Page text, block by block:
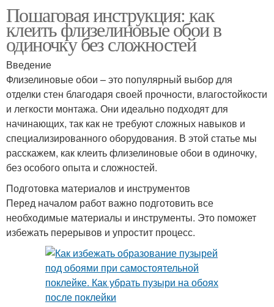
Пошаговая инструкция: как
клеить флизелиновые обои в
одиночку без сложностей
Введение
Флизелиновые обои – это популярный выбор для
отделки стен благодаря своей прочности, влагостойкости
и легкости монтажа. Они идеально подходят для
начинающих, так как не требуют сложных навыков и
специализированного оборудования. В этой статье мы
расскажем, как клеить флизелиновые обои в одиночку,
без особого опыта и сложностей.
Подготовка материалов и инструментов
Перед началом работ важно подготовить все
необходимые материалы и инструменты. Это поможет
избежать перерывов и упростит процесс.